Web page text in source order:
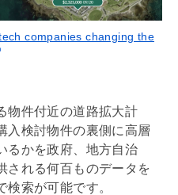
companies changing the
物件付近の道路拡大計
入検討物件の裏側に高層
るかを政府、地方自治
される何百ものデータを
検索が可能です。